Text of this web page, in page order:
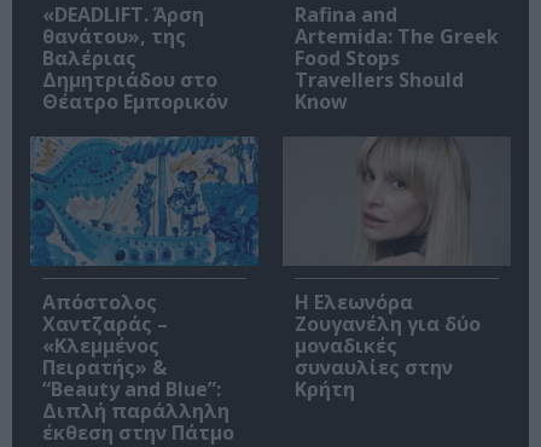
«DEADLIFT. Άρση
θανάτου», της
Βαλέριας
Δημητριάδου στο
Θέατρο Εμπορικόν
Rafina and
Artemida: The Greek
Food Stops
Travellers Should
Know
Απόστολος
Χαντζαράς –
«Κλεμμένος
Πειρατής» &
“Beauty and Blue”:
Διπλή παράλληλη
έκθεση στην Πάτμο
Η Ελεωνόρα
Ζουγανέλη για δύο
μοναδικές
συναυλίες στην
Κρήτη